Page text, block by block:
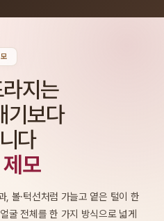
지는
기보다
다
모
, 볼·턱선처럼 가늘고 옅은 털이 한
굴 전체를 한 가지 방식으로 넓게